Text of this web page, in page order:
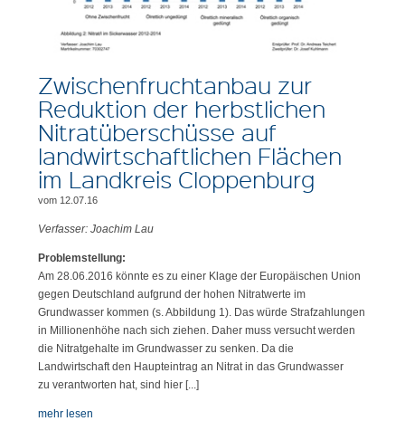
Zwischenfruchtanbau zur
Reduktion der herbstlichen
Nitratüberschüsse auf
landwirtschaftlichen Flächen
im Landkreis Cloppenburg
vom 12.07.16
Verfasser: Joachim Lau
Problemstellung:
Am 28.06.2016 könnte es zu einer Klage der Europäischen Union
gegen Deutschland aufgrund der hohen Nitratwerte im
Grundwasser kommen (s. Abbildung 1). Das würde Strafzahlungen
in Millionenhöhe nach sich ziehen. Daher muss versucht werden
die Nitratgehalte im Grundwasser zu senken. Da die
Landwirtschaft den Haupteintrag an Nitrat in das Grundwasser
zu verantworten hat, sind hier [...]
mehr lesen